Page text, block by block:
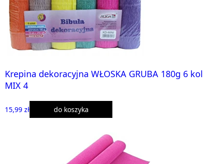
Krepina dekoracyjna WŁOSKA GRUBA 180g 6 kol
MIX 4
15,99 zł do koszyka